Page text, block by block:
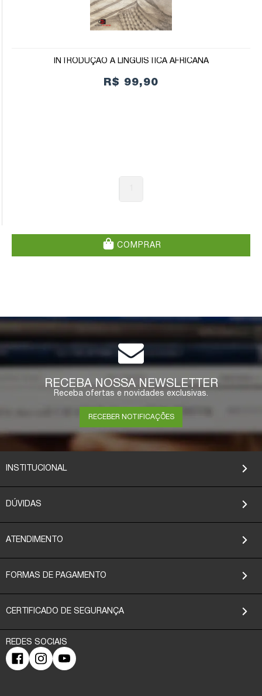
INTRODUÇÃO À LINGUÍSTICA AFRICANA
R$ 99,90
COMPRAR
RECEBA NOSSA NEWSLETTER
Receba ofertas e novidades exclusivas.
RECEBER NOTIFICAÇÕES
INSTITUCIONAL
DÚVIDAS
ATENDIMENTO
FORMAS DE PAGAMENTO
CERTIFICADO DE SEGURANÇA